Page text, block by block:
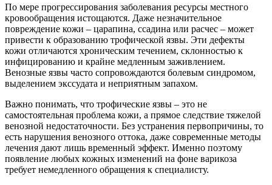
По мере прогрессирования заболевания ресурсы местного
кровообращения истощаются. Даже незначительное
повреждение кожи – царапина, ссадина или расчес – может
привести к образованию трофической язвы. Эти дефекты
кожи отличаются хроническим течением, склонностью к
инфицированию и крайне медленным заживлением.
Венозные язвы часто сопровождаются болевым синдромом,
выделением экссудата и неприятным запахом.
Важно понимать, что трофические язвы – это не
самостоятельная проблема кожи, а прямое следствие тяжелой
венозной недостаточности. Без устранения первопричины, то
есть нарушения венозного оттока, даже современные методы
лечения дают лишь временный эффект. Именно поэтому
появление любых кожных изменений на фоне варикоза
требует немедленного обращения к специалисту.